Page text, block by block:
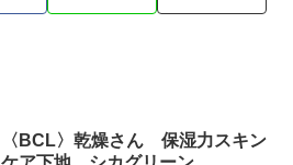
〈BCL〉乾燥さん 保湿力スキン